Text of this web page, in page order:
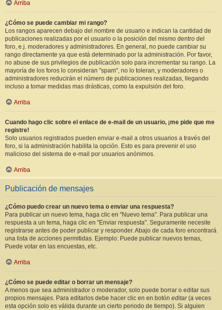
Arriba
¿Cómo se puede cambiar mi rango?
Los rangos aparecen debajo del nombre de usuario e indican la cantidad de
publicaciones realizadas por el usuario o la posición del mismo dentro del
foro, e.j. moderadores y administradores. En general, no puede cambiar su
rango directamente ya que está determinado por la administración. Por favor,
no abuse de sus privilegios de publicación solo para incrementar su rango. La
mayoría de los foros lo consideran "spam", no lo toleran, y moderadores o
administradores reducirán el número de publicaciones realizadas, llegando
incluso a tomar medidas mas drásticas, como la expulsión del foro.
Arriba
Cuando hago clic sobre el enlace de e-mail de un usuario, ¡me pide que me
registre!
Solo usuarios registrados pueden enviar e-mail a otros usuarios a través del
foro, si la administración habilita la opción. Esto es para prevenir el uso
malicioso del sistema de e-mail por usuarios anónimos.
Arriba
Publicación de mensajes
¿Cómo puedo crear un nuevo tema o enviar una respuesta?
Para publicar un nuevo tema, haga clic en "Nuevo tema". Para publicar una
respuesta a un tema, haga clic en "Enviar respuesta". Seguramente necesite
registrarse antes de poder publicar y responder. Abajo de cada foro encontrará
una lista de acciones permitidas. Ejemplo: Puede publicar nuevos temas,
Puede votar en las encuestas, etc.
Arriba
¿Cómo se puede editar o borrar un mensaje?
A menos que sea administrador o moderador, solo puede borrar o editar sus
propios mensajes. Para editarlos debe hacer clic en en botón editar(a veces
esta opción solo es válida durante un cierto periodo de tiempo). Si alguien